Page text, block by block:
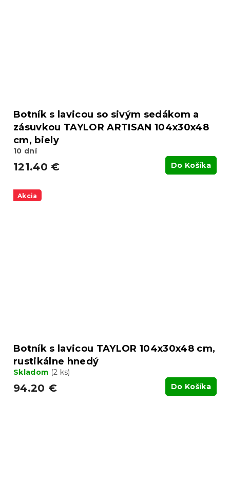
Botník s lavicou so sivým sedákom a
zásuvkou TAYLOR ARTISAN 104x30x48
cm, biely
10 dní
121.40 € Do Košíka
Akcia
Botník s lavicou TAYLOR 104x30x48 cm,
rustikálne hnedý
Skladom (2 ks)
94.20 € Do Košíka